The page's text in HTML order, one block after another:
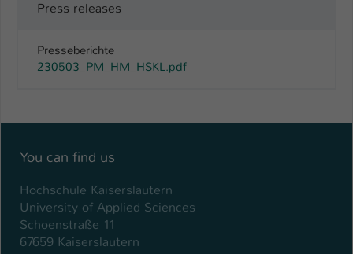
Press releases
Presseberichte
230503_PM_HM_HSKL.pdf
You can find us
Hochschule Kaiserslautern
University of Applied Sciences
Schoenstraße 11
67659 Kaiserslautern